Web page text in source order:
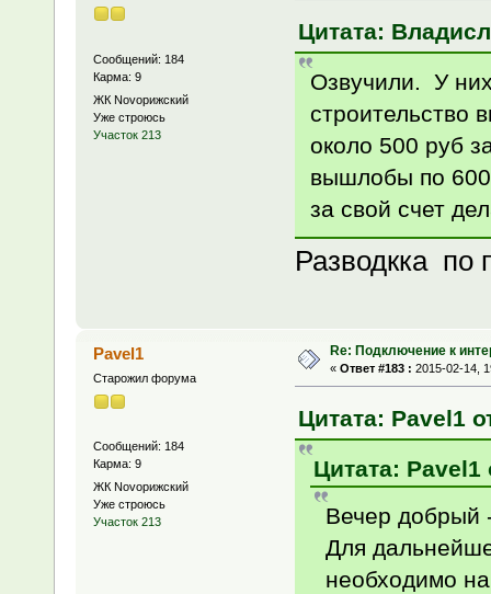
Сообщений: 184
Карма: 9
ЖК Novoрижский
Уже строюсь
Участок 213
Цитата:
Озвучили. У
строительство
около 500 руб
вышлобы по
за свой счет
Разводкка по
Pavel1
Старожил форума
Сообщений: 184
Карма: 9
ЖК Novoрижский
Уже строюсь
Участок 213
Re: Подключение к
« Ответ #183 : 2015-02-14,
Цитата: Pavel1
Цитата: Pavel1
Вечер добрый
Для
необходимо